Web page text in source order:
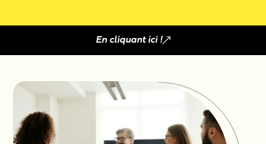
En cliquant ici !